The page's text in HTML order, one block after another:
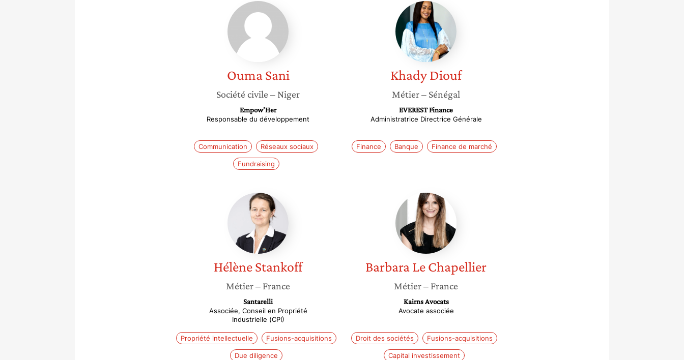
Ouma
Sani
Ouma Sani
Société civile – Niger
Empow’Her
Responsable du développement
Communication Réseaux sociaux
Fundraising
Khady
Diouf
KhadyDiouf
Métier– Sénégal
EVEREST Finance
Administratrice Directrice Générale
Finance Banque Finance de marché
Hélène
Stankoff
HélèneStankoff
Métier– France
Santarelli
Associée, Conseil en Propriété
Industrielle (CPI)
Propriété intellectuelle Fusions-acquisitions
Due diligence
Barbara
Le
Chapellier
BarbaraLe Chapellier
Métier– France
Kairns Avocats
Avocate associée
Droit des sociétés Fusions-acquisitions
Capital investissement